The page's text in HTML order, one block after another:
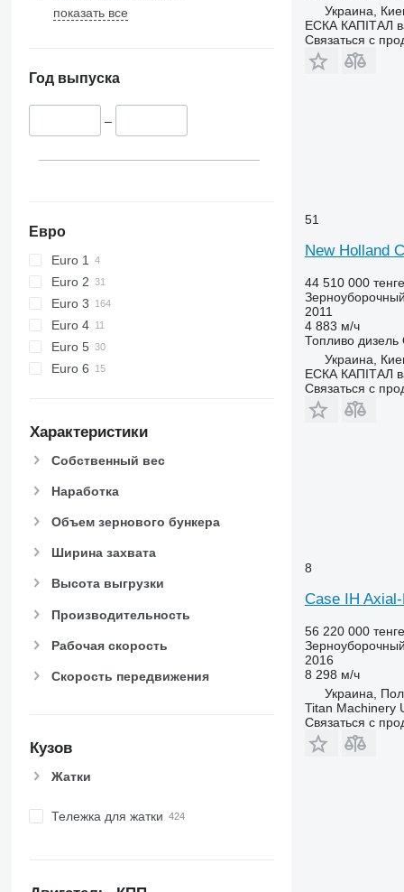
T-series
W-series
показать все
Год выпуска
–
Евро
Euro 1
Euro 2
Euro 3
Euro 4
Euro 5
Euro 6
Характеристики
Собственный вес
Наработка
Объем зернового бункера
Ширина захвата
Высота выгрузки
Производительность
Рабочая скорость
Скорость передвижения
Кузов
Жатки
Тележка для жатки
Украина,
ЕСКА КАПІТАЛ
Связаться с
51
New Holland
44 510 000 тенге
2011
4 883 м/ч
Топливо дизель
Украина,
ЕСКА КАПІТАЛ
Связаться с
8
Case IH
56 220 000 тенге
2016
8 298 м/ч
Украина,
Titan Machinery
Связаться с